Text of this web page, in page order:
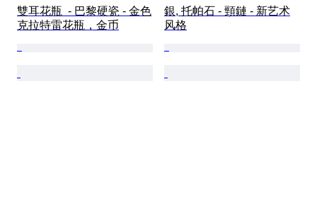
雙耳花瓶  - 巴黎硬瓷 - 金色
克拉特雷花瓶，金币
銀, 托帕石 - 頸鏈 - 新艺术
风格